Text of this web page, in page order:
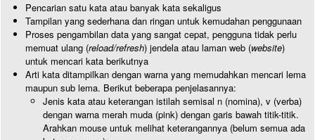
Pencarian satu kata atau banyak kata sekaligus
Tampilan yang sederhana dan ringan untuk kemudahan penggunaan
Proses pengambilan data yang sangat cepat, pengguna tidak perlu
memuat ulang (reload/refresh) jendela atau laman web (website)
untuk mencari kata berikutnya
Arti kata ditampilkan dengan warna yang memudahkan mencari lema
maupun sub lema. Berikut beberapa penjelasannya:
Jenis kata atau keterangan istilah semisal n (nomina), v (verba)
dengan warna merah muda (pink) dengan garis bawah titik-titik.
Arahkan mouse untuk melihat keterangannya (belum semua ada